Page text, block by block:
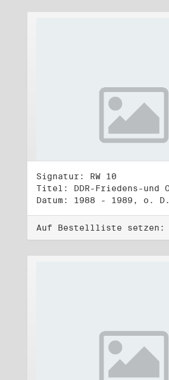
Signatur: RW 10
Datum: 1988 - 1989, o. D.
Auf Bestellliste setzen: